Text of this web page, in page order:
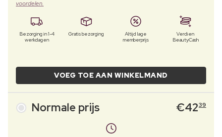
voordelen.
Bezorging in 1-4
werkdagen
Gratis bezorging
Altijd lage
memberprijs
Verdien
BeautyCash
VOEG TOE AAN WINKELMAND
Normale prijs €4239